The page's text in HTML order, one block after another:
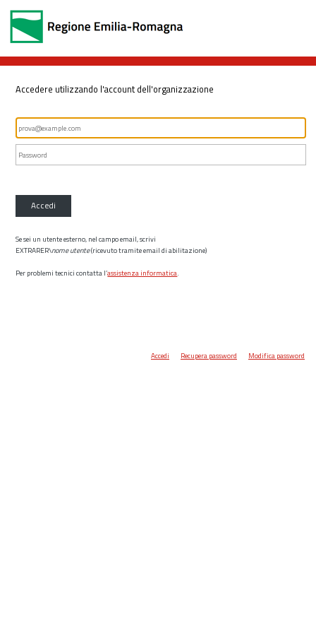
Accedere utilizzando l'account dell'organizzazione
Accedi
Se sei un utente esterno, nel campo email, scrivi
EXTRARER\nome utente(ricevuto tramite email di abilitazione)
Per problemi tecnici contatta l’assistenza informatica.
Accedi Recupera password Modifica password